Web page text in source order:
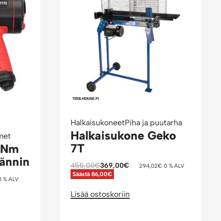
% ALV
HalkaisukoneetPiha ja puutarha
Halkaisukone Geko
7T
455,00€369,00€ 294,02€ 0 % ALV
Säästä 86,00€
Lisää ostoskoriin